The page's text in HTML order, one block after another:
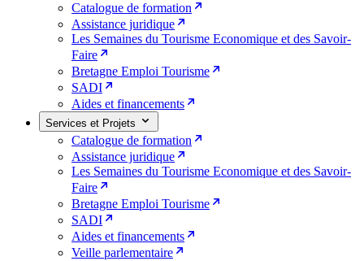
Catalogue de formation
Assistance juridique
Les Semaines du Tourisme Economique et des Savoir-
Faire
Bretagne Emploi Tourisme
SADI
Aides et financements
Services et Projets
Catalogue de formation
Assistance juridique
Les Semaines du Tourisme Economique et des Savoir-
Faire
Bretagne Emploi Tourisme
SADI
Aides et financements
Veille parlementaire